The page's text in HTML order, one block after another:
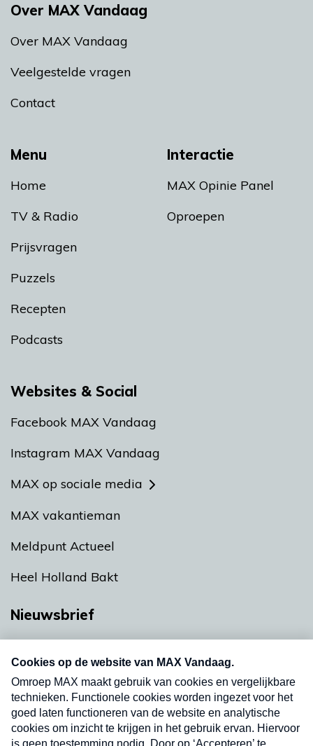
Menu
Home
TV & Radio
Prijsvragen
Puzzels
Recepten
Podcasts
Interactie
MAX Opinie Panel
Oproepen
Over MAX Vandaag
Over MAX Vandaag
Veelgestelde vragen
Contact
Websites & Social
Facebook MAX Vandaag
Instagram MAX Vandaag
MAX op sociale media
MAX vakantieman
Meldpunt Actueel
Heel Holland Bakt
Nieuwsbrief
nieuwsbrief. Elke vrijdag- en dinsdagochtend in
uw mailbox.
Verzend